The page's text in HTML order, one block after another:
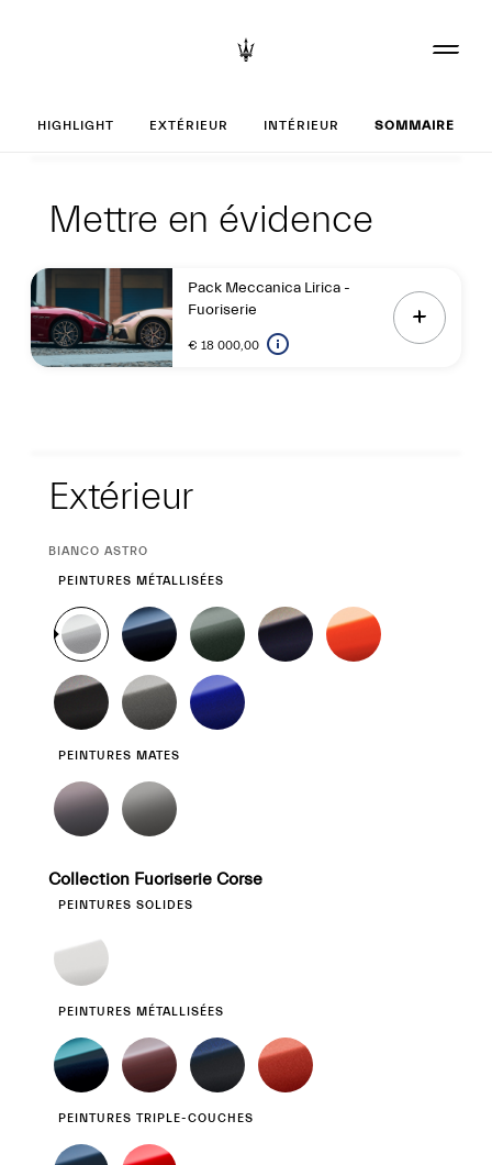
Réglages votre
HIGHLIGHT EXTÉRIEUR INTÉRIEUR SOMMAIRE
Mettre en
Mettre en évidence
Pack Meccanica Lirica -
Fuoriserie
€ 18 000,00
Extérieur
SÉLECTION
BIANCO ASTRO
PEINTURES MÉTALLISÉES
PEINTURES MATES
Collection Fuoriserie Corse
PEINTURES SOLIDES
PEINTURES MÉTALLISÉES
PEINTURES TRIPLE-COUCHES